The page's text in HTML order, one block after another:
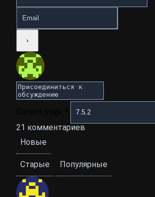
21 комментариев
Новые
Старые Популярные